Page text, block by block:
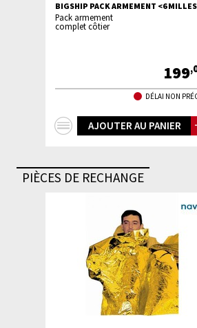
BIGSHIP PACK ARMEMENT <6
Pack armement
complet côtier
199
DÉLAI NON
AJOUTER AU PANIER
PIÈCES DE RECHANGE